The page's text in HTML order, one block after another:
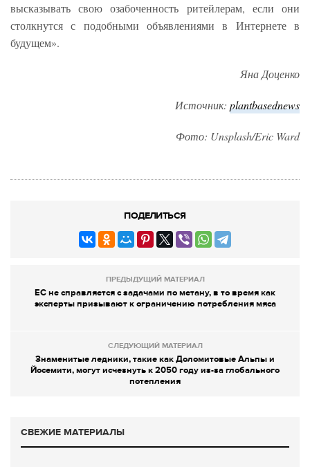
высказывать свою озабоченность ритейлерам, если они
столкнутся с подобными объявлениями в Интернете в
будущем».
Яна Доценко
Источник: plantbasednews
Фото: Unsplash/Eric Ward
ПОДЕЛИТЬСЯ
ПРЕДЫДУЩИЙ МАТЕРИАЛ
ЕС не справляется с задачами по метану, в то время как
эксперты призывают к ограничению потребления мяса
СЛЕДУЮЩИЙ МАТЕРИАЛ
Знаменитые ледники, такие как Доломитовые Альпы и
Йосемити, могут исчезнуть к 2050 году из-за глобального
потепления
СВЕЖИЕ МАТЕРИАЛЫ